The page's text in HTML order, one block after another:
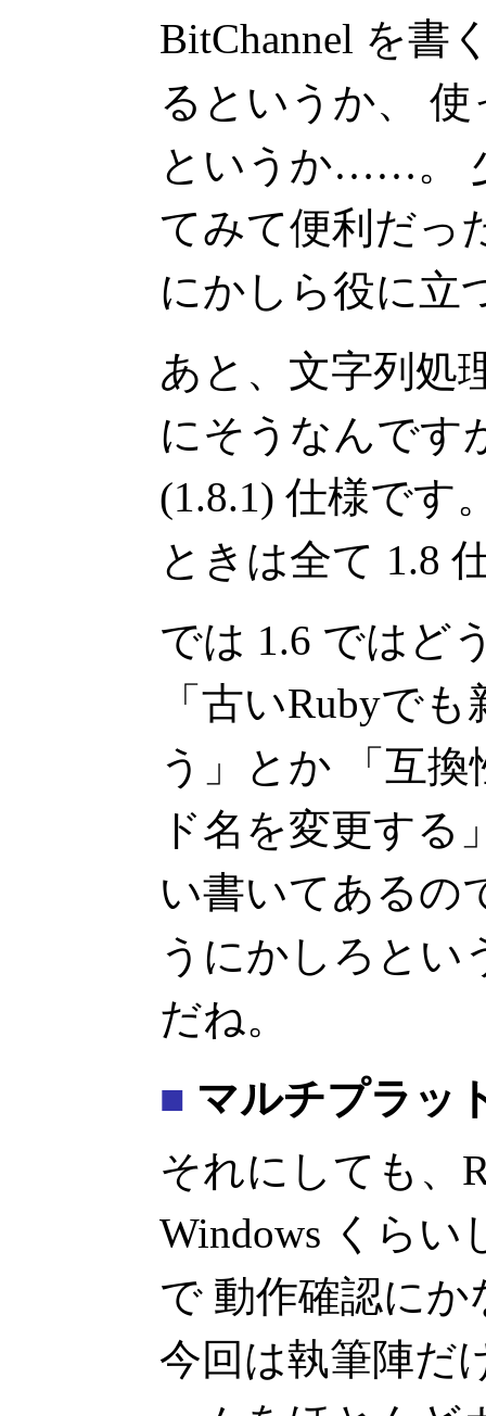
BitChannel を書
るというか、
というか……。
てみて便利だっ
にかしら役に立
あと、文字列処
にそうなんです
(1.8.1) 仕様です
ときは全て 1.8
では 1.6 ではど
「古いRubyで
う」とか 「互
ド名を変更する
い書いてあるの
うにかしろとい
だね。
■ マルチプラッ
それにしても、
Windows くら
で 動作確認に
今回は執筆陣だ